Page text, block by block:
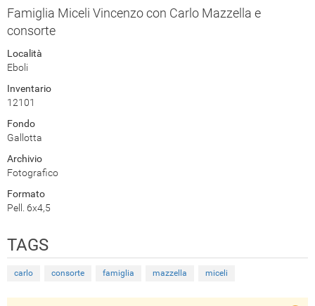
Famiglia Miceli Vincenzo con Carlo Mazzella e
consorte
Località
Eboli
Inventario
12101
Fondo
Gallotta
Archivio
Fotografico
Formato
Pell. 6x4,5
TAGS
carlo consorte famiglia mazzella miceli